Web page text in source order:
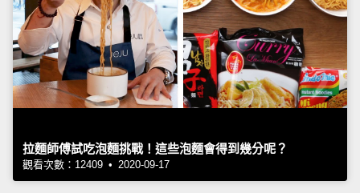
拉麵師傅試吃泡麵挑戰！這些泡麵會得到幾分呢？
觀看次數：12409 • 2020-09-17